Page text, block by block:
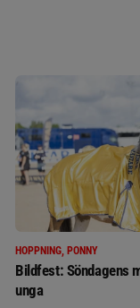
HOPPNING, PONNY
Bildfest: Söndagens
unga